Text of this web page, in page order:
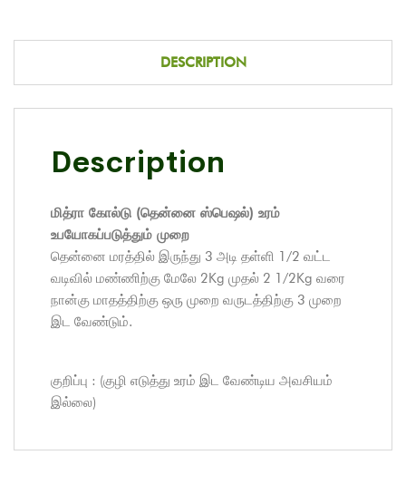
DESCRIPTION
Description
மித்ரா கோல்டு (தென்னை ஸ்பெஷல்) உரம்
உபயோகப்படுத்தும் முறை
தென்னை மரத்தில் இருந்து 3 அடி தள்ளி 1/2 வட்ட
வடிவில் மண்ணிற்கு மேலே 2Kg முதல் 2 1/2Kg வரை
நான்கு மாதத்திற்கு ஒரு முறை வருடத்திற்கு 3 முறை
இட வேண்டும்.
குறிப்பு : (குழி எடுத்து உரம் இட வேண்டிய அவசியம்
இல்லை)